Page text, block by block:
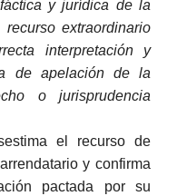
y jurídica de la
extraordinario
interpretación y
de apelación de la
o jurisprudencia
el recurso de
y confirma
pactada por su